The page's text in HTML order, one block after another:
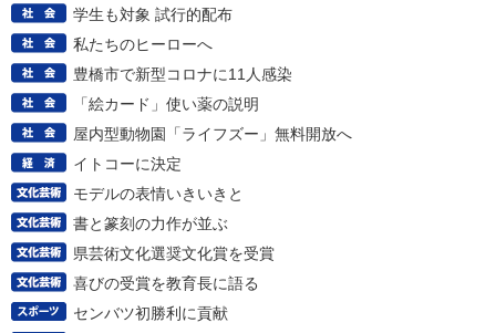
学生も対象 試行的配布
私たちのヒーローへ
豊橋市で新型コロナに11人感染
「絵カード」使い薬の説明
屋内型動物園「ライフズー」無料開放へ
イトコーに決定
モデルの表情いきいきと
書と篆刻の力作が並ぶ
県芸術文化選奨文化賞を受賞
喜びの受賞を教育長に語る
センバツ初勝利に貢献